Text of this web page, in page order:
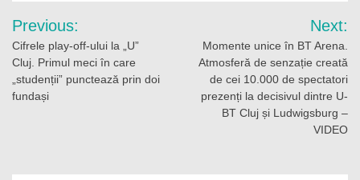
Navigare
în
articole
Previous:
Cifrele play-off-ului la „U”
Cluj. Primul meci în care
„studenții” punctează prin doi
fundași
Next:
Momente unice în BT Arena.
Atmosferă de senzație creată
de cei 10.000 de spectatori
prezenți la decisivul dintre U-
BT Cluj și Ludwigsburg –
VIDEO